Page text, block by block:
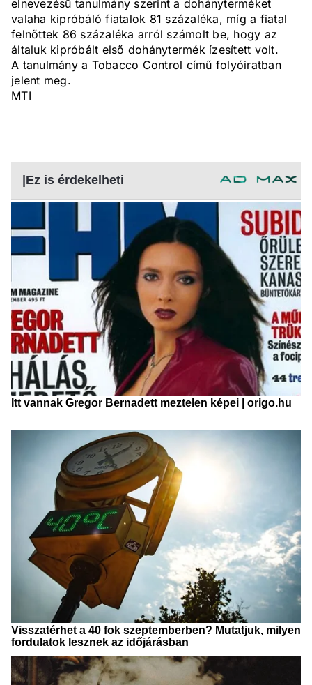
elnevezésű tanulmány szerint a dohányterméket
valaha kipróbáló fiatalok 81 százaléka, míg a fiatal
felnőttek 86 százaléka arról számolt be, hogy az
általuk kipróbált első dohánytermék ízesített volt.
A tanulmány a Tobacco Control című folyóiratban
jelent meg.
MTI